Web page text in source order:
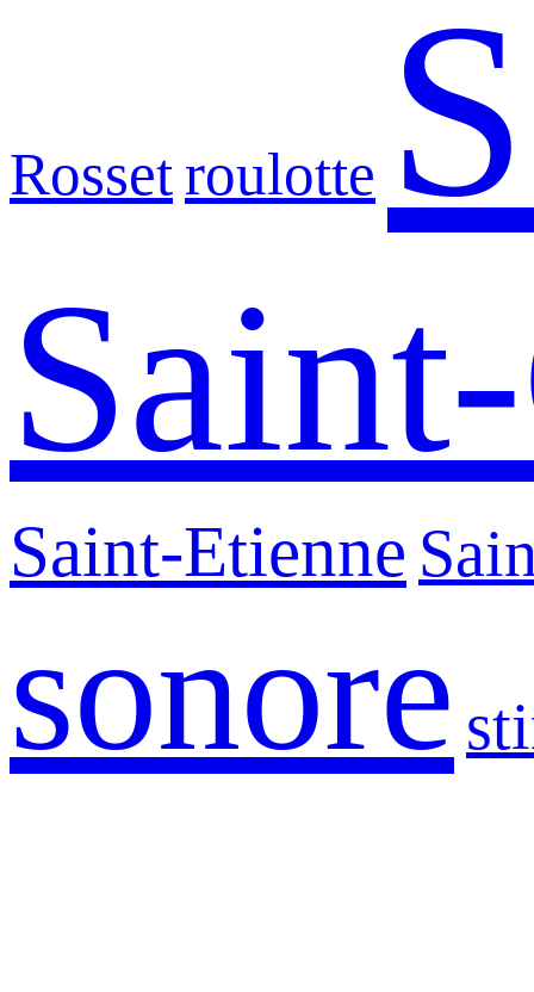
Rossetroulotte
Saint-Etienne
sonore